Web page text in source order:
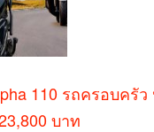
110 รถครอบครั
บาท